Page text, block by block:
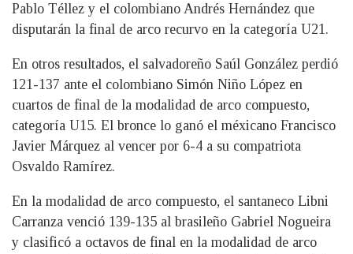
Pablo Téllez y el colombiano Andrés Hernández que
disputarán la final de arco recurvo en la categoría U21.
En otros resultados, el salvadoreño Saúl González perdió
121-137 ante el colombiano Simón Niño López en
cuartos de final de la modalidad de arco compuesto,
categoría U15. El bronce lo ganó el méxicano Francisco
Javier Márquez al vencer por 6-4 a su compatriota
Osvaldo Ramírez.
En la modalidad de arco compuesto, el santaneco Libni
Carranza venció 139-135 al brasileño Gabriel Nogueira
y clasificó a octavos de final en la modalidad de arco